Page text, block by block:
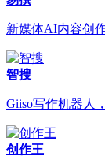
新媒体AI内容创
智搜
Giiso写作机器人
创作王